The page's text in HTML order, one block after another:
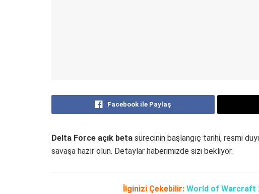
Facebook ile Paylaş
Delta Force açık beta sürecinin başlangıç tarihi, resmi
savaşa hazır olun. Detaylar haberimizde sizi bekliyor.
İlginizi Çekebilir: World of Warcraft